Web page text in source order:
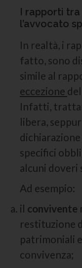
I rapporti
l’avvocato
In realtà, i
fatto, sono
simile al
eccezione
Infatti,
libera,
specifici
alcuni doveri
Ad esempio:
il convivente
restituzione
patrimoniali
convivenza;